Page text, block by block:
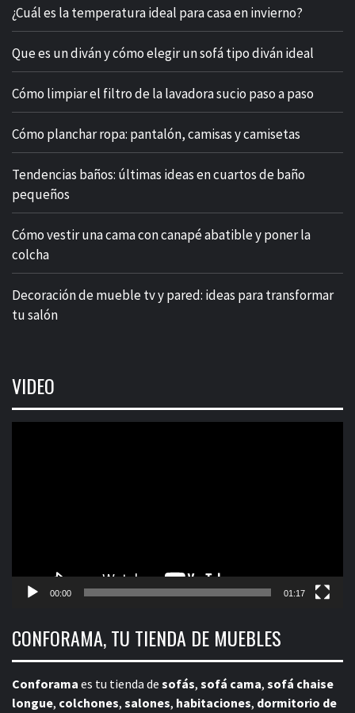
¿Cuál es la temperatura ideal para casa en invierno?
Que es un diván y cómo elegir un sofá tipo diván ideal
Cómo limpiar el filtro de la lavadora sucio paso a paso
Cómo planchar ropa: pantalón, camisas y camisetas
Tendencias baños: últimas ideas en cuartos de baño
pequeños
Cómo vestir una cama con canapé abatible y poner la
colcha
Decoración de mueble tv y pared: ideas para transformar
tu salón
VIDEO
00:00 01:17
CONFORAMA, TU TIENDA DE MUEBLES
Conforama es tu tienda de sofás, sofá cama, sofá chaise
longue, colchones, salones, habitaciones, dormitorio de